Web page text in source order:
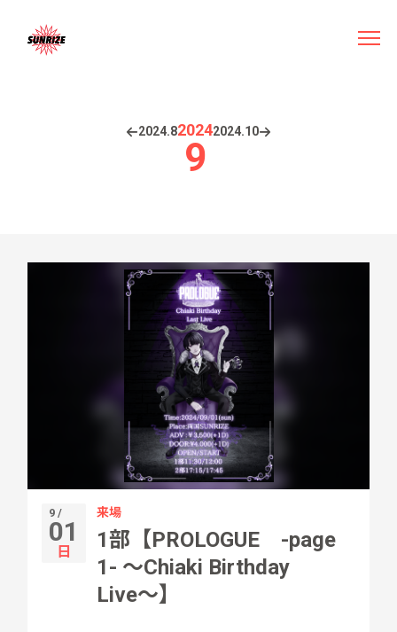
2024.82024
9
2024.10
9 /
01
日
来場
1部【PROLOGUE -page
1- 〜Chiaki Birthday
Live〜】